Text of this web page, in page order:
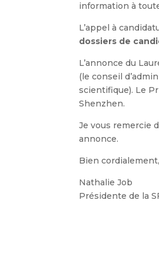
information à
L’appel à
dossiers de
L’annonce du
(le conseil
scientifique). Le
Shenzhen.
Je vous remercie
annonce.
Bien cordialement,
Nathalie Job
Présidente de la